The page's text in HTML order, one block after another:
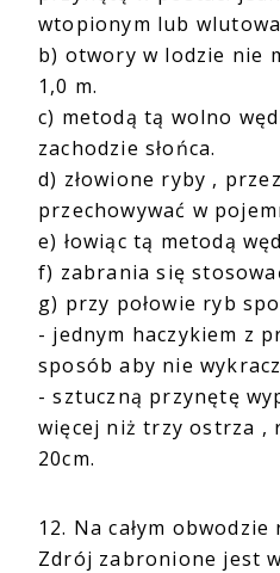
wtopionym lub
b) otwory w lodzie nie
1,0 m.
c) metodą tą wolno
zachodzie słońca.
d) złowione ryby ,
przechowywać w
e) łowiąc tą metodą
f) zabrania się
g) przy połowie ryb
- jednym haczykiem z
sposób aby nie
- sztuczną przynętę
więcej niż trzy ostrza ,
20cm.
12. Na całym
Zdrój zabronione jest